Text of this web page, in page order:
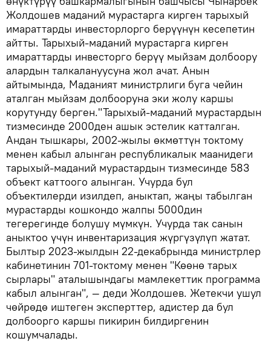
Жолдошев маданий мурастарга кирген тарыхый
имараттарды инвесторлорго берүүнүн кесепетин
айтты. Тарыхый-маданий мурастарга кирген
имараттарды инвесторго берүү мыйзам долбоору
алардын талкалануусуна жол ачат. Анын
айтымында, Маданият министрлиги буга чейин
аталган мыйзам долбооруна эки жолу каршы
корутунду берген."Тарыхый-маданий мурастардын
тизмесинде 2000ден ашык эстелик катталган.
Андан тышкары, 2002-жылы өкмөттүн токтому
менен кабыл алынган республикалык маанидеги
тарыхый-маданий мурастардын тизмесинде 583
объект каттоого алынган. Учурда бул
объектилерди изилдеп, аныктап, жаңы табылган
мурастарды кошкондо жалпы 5000дин
тегерегинде болушу мүмкүн. Учурда так санын
аныктоо үчүн инвентаризация жүргүзүлүп жатат.
Былтыр 2023-жылдын 22-декабрында министрлер
кабинетинин 701-токтому менен "Көөнө тарых
сырлары" аталышындагы мамлекеттик программа
кабыл алынган", — деди Жолдошев. Жетекчи ушул
чөйрөдө иштеген эксперттер, адистер да бул
долбоорго каршы пикирин билдиргенин
кошумчалады.